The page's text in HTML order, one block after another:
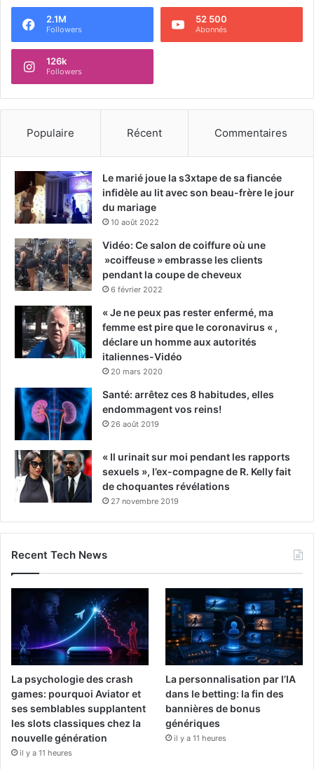
2.1M
Followers
52 500
Abonnés
126k
Followers
Populaire Récent Commentaires
Le marié joue la s3xtape de sa fiancée
infidèle au lit avec son beau-frère le jour
du mariage
10 août 2022
Vidéo: Ce salon de coiffure où une
»coiffeuse » embrasse les clients
pendant la coupe de cheveux
6 février 2022
« Je ne peux pas rester enfermé, ma
femme est pire que le coronavirus « ,
déclare un homme aux autorités
italiennes-Vidéo
20 mars 2020
Santé: arrêtez ces 8 habitudes, elles
endommagent vos reins!
26 août 2019
« Il urinait sur moi pendant les rapports
sexuels », l’ex-compagne de R. Kelly fait
de choquantes révélations
27 novembre 2019
Recent Tech News
La psychologie des crash
games: pourquoi Aviator et
ses semblables supplantent
les slots classiques chez la
nouvelle génération
il y a 11 heures
La personnalisation par l’IA
dans le betting: la fin des
bannières de bonus
génériques
il y a 11 heures